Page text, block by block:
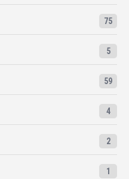
75
5
59
4
2
1